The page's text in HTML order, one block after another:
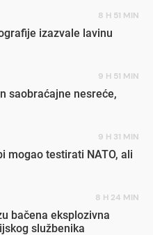
8 H 51 MIN
izazvale lavinu
9 H 51 MIN
saobraćajne nesreće,
9 H 31 MIN
mogao testirati NATO, ali
8 H 24 MIN
bačena eksplozivna
službenika